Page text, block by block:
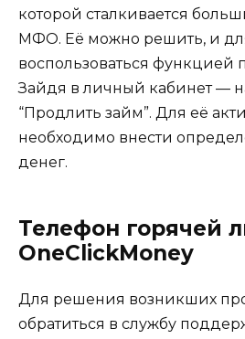
которой сталкивается
МФО. Её можно решить, и
воспользоваться функцией
Зайдя в личный кабинет —
“Продлить займ”. Для её
необходимо внести
денег.
Телефон горячей
OneClickMoney
Для решения возникших
обратиться в службу